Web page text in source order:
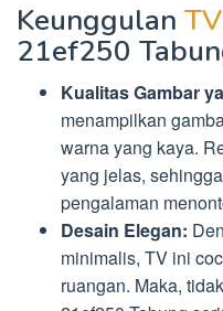
Keunggulan
21ef250
Kualitas Gambar
menampilkan
warna yang kaya.
yang jelas,
pengalaman
Desain Elegan:
minimalis, TV ini
ruangan. Maka,